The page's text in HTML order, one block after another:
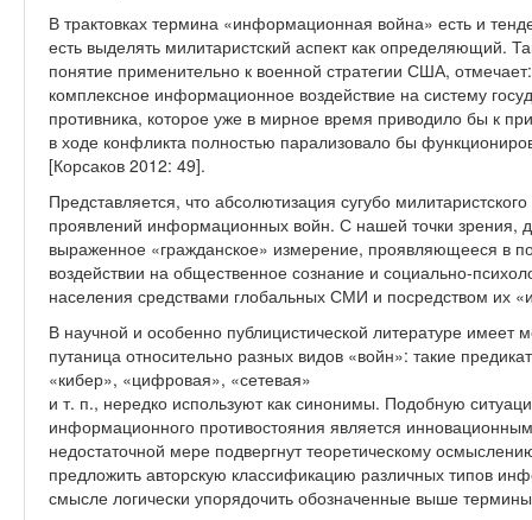
В трактовках термина «информационная война» есть и
есть выделять милитаристский аспект как определяющий.
понятие применительно к военной стратегии США,
комплексное информационное воздействие на систему
противника, которое уже в мирное время приводило бы к
в ходе конфликта полностью парализовало бы
[Корсаков 2012: 49].
Представляется, что абсолютизация сугубо
проявлений информационных войн. С нашей точки зрения,
выраженное «гражданское» измерение, проявляющееся в
воздействии на общественное сознание и социально-
населения средствами глобальных СМИ и посредством их
В научной и особенно публицистической литературе имеет
путаница относительно разных видов «войн»: такие
«кибер», «цифровая», «сетевая»
и т. п., нередко используют как синонимы. Подобную
информационного противостояния является
недостаточной мере подвергнут теоретическому
предложить авторскую классификацию различных типов
смысле логически упорядочить обозначенные выше